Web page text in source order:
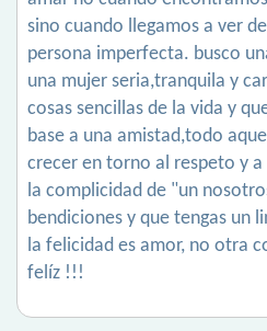
sino cuando llegamos a ver
persona imperfecta. busco
una mujer seria,tranquila y
cosas sencillas de la vida y
base a una amistad,todo
crecer en torno al respeto y
la complicidad de "un
bendiciones y que tengas un
la felicidad es amor, no otra
felíz !!!